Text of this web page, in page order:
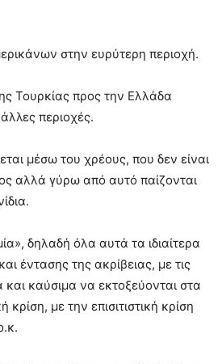
στην ευρύτερη περιοχή.
Τουρκίας προς την Ελλάδα
περιοχές.
μέσω του χρέους, που δεν είναι
αλλά γύρω από αυτό παίζονται
δηλαδή όλα αυτά τα ιδιαίτερα
έντασης της ακρίβειας, με τις
και καύσιμα να εκτοξεύονται στα
με την επισιτιστική κρίση